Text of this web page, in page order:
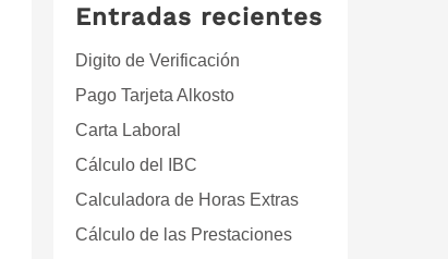
Entradas recientes
Digito de Verificación
Pago Tarjeta Alkosto
Carta Laboral
Cálculo del IBC
Calculadora de Horas Extras
Cálculo de las Prestaciones